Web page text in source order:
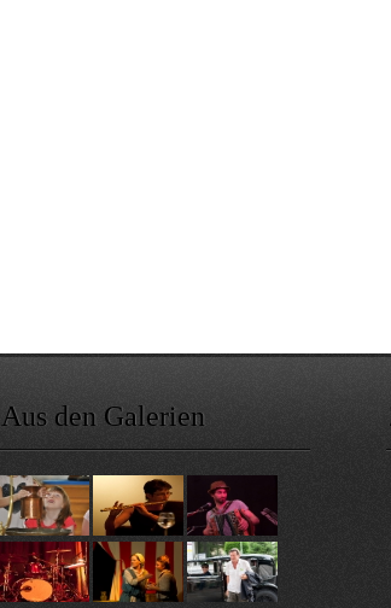
Aus den Galerien